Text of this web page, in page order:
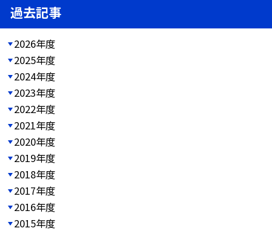
過去記事
2026年度
2025年度
2024年度
2023年度
2022年度
2021年度
2020年度
2019年度
2018年度
2017年度
2016年度
2015年度